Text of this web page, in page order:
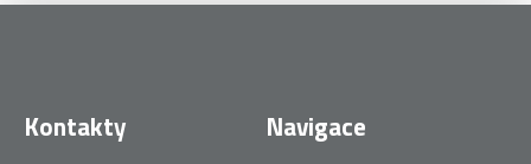
Kontakty Navigace